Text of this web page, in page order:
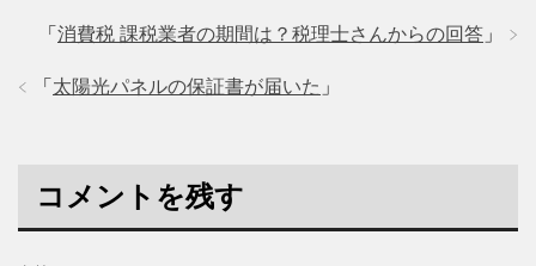
「 消費税 課税業者の期間は？税理士さんからの回答 」
「 太陽光パネルの保証書が届いた 」
コメントを残す